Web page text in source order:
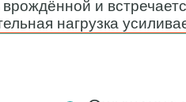
и
нагрузка